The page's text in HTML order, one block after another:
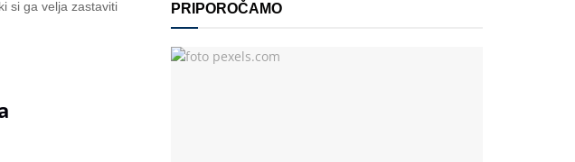
si ga velja zastaviti
PRIPOROČAMO